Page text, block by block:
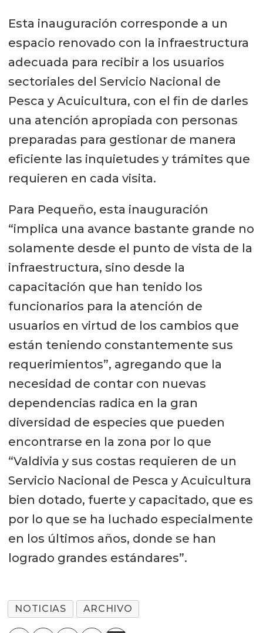
Esta inauguración corresponde a un
espacio renovado con la infraestructura
adecuada para recibir a los usuarios
sectoriales del Servicio Nacional de
Pesca y Acuicultura, con el fin de darles
una atención apropiada con personas
preparadas para gestionar de manera
eficiente las inquietudes y trámites que
requieren en cada visita.
Para Pequeño, esta inauguración
“implica una avance bastante grande no
solamente desde el punto de vista de la
infraestructura, sino desde la
capacitación que han tenido los
funcionarios para la atención de
usuarios en virtud de los cambios que
están teniendo constantemente sus
requerimientos”, agregando que la
necesidad de contar con nuevas
dependencias radica en la gran
diversidad de especies que pueden
encontrarse en la zona por lo que
“Valdivia y sus costas requieren de un
Servicio Nacional de Pesca y Acuicultura
bien dotado, fuerte y capacitado, que es
por lo que se ha luchado especialmente
en los últimos años, donde se han
logrado grandes estándares”.
NOTICIAS ARCHIVO